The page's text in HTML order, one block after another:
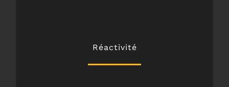
Réactivité
Pour vous offrir un service exemplaire, nous